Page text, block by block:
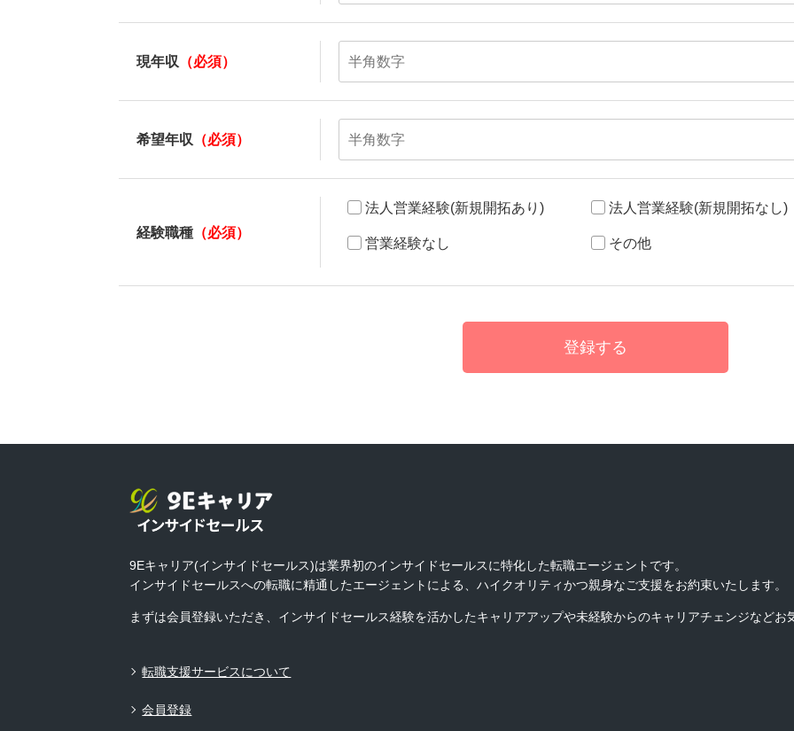
現年収 （必須）
希望年収 （必須）
経験職種 （必須）
法人営業経験(新規開拓あり) 法人営業経験(新規開拓なし)
営業経験なし その他
9Eキャリア(インサイドセールス)は業界初のインサイドセールスに特化した転職エージェントです。
インサイドセールスへの転職に精通したエージェントによる、ハイクオリティかつ親身なご支援をお約束いたします。
まずは会員登録いただき、インサイドセールス経験を活かしたキャリアアップや未経験からのキャリアチェンジなどお
転職支援サービスについて
会員登録